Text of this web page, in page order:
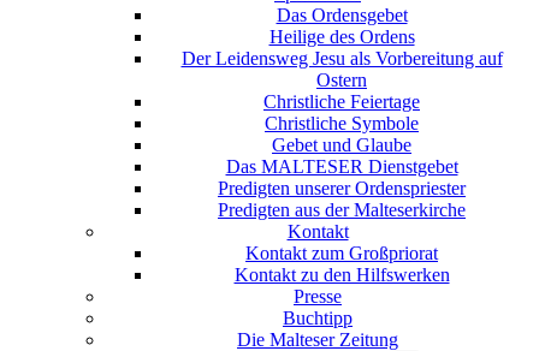
Das Ordensgebet
Heilige des Ordens
Der Leidensweg Jesu als Vorbereitung auf
Ostern
Christliche Feiertage
Christliche Symbole
Gebet und Glaube
Das MALTESER Dienstgebet
Predigten unserer Ordenspriester
Predigten aus der Malteserkirche
Kontakt
Kontakt zum Großpriorat
Kontakt zu den Hilfswerken
Presse
Buchtipp
Die Malteser Zeitung